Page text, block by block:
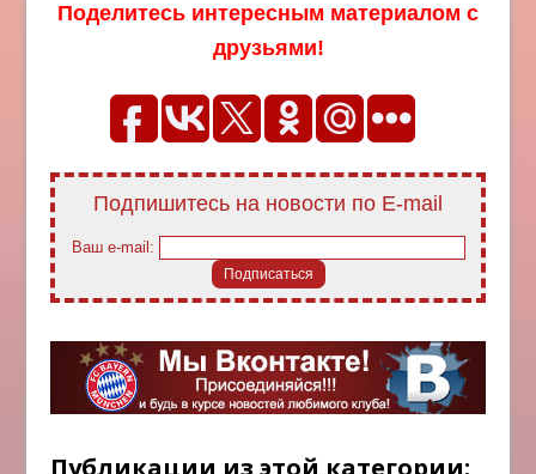
Поделитесь интересным материалом с
друзьями!
Подпишитесь на новости по E-mail
Ваш e-mail:
Публикации из этой категории: